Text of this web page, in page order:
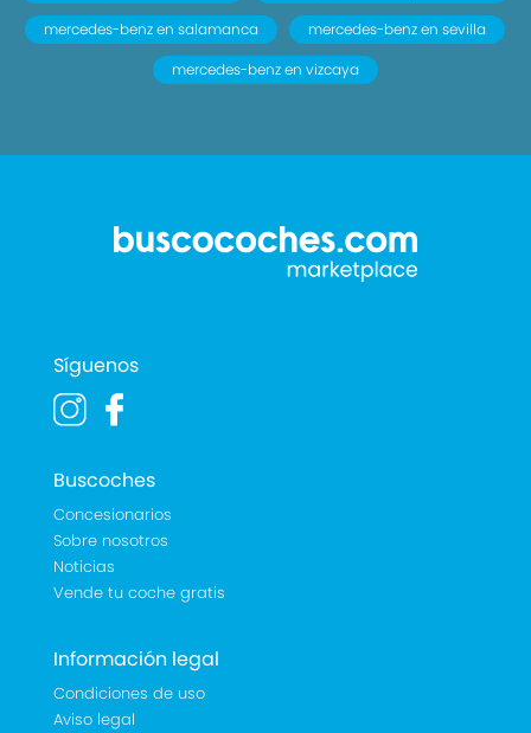
mercedes-benz en salamanca
mercedes-benz en sevilla
mercedes-benz en vizcaya
Síguenos
Buscoches
Concesionarios
Sobre nosotros
Noticias
Vende tu coche gratis
Información legal
Condiciones de uso
Aviso legal